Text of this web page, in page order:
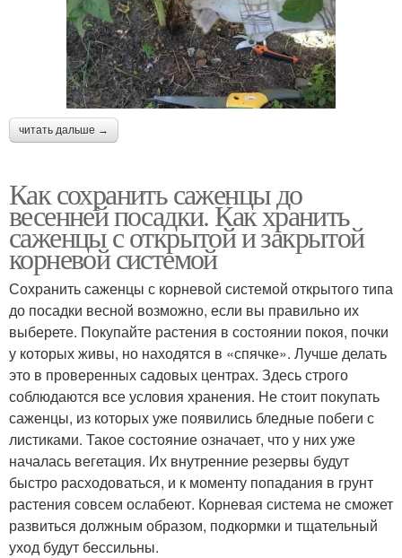
читать дальше →
Как сохранить саженцы до
весенней посадки. Как хранить
саженцы с открытой и закрытой
корневой системой
Сохранить саженцы с корневой системой открытого типа
до посадки весной возможно, если вы правильно их
выберете. Покупайте растения в состоянии покоя, почки
у которых живы, но находятся в «спячке». Лучше делать
это в проверенных садовых центрах. Здесь строго
соблюдаются все условия хранения. Не стоит покупать
саженцы, из которых уже появились бледные побеги с
листиками. Такое состояние означает, что у них уже
началась вегетация. Их внутренние резервы будут
быстро расходоваться, и к моменту попадания в грунт
растения совсем ослабеют. Корневая система не сможет
развиться должным образом, подкормки и тщательный
уход будут бессильны.